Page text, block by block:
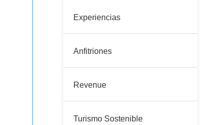
Experiencias
Anfitriones
Revenue
Turismo Sostenible